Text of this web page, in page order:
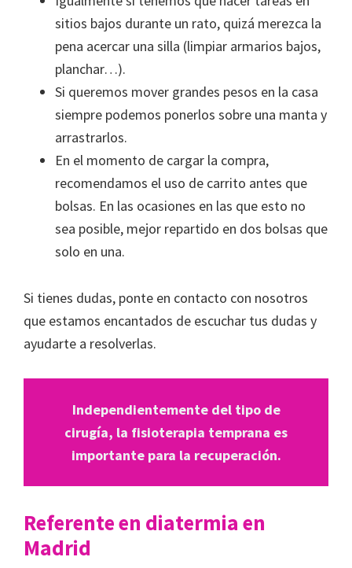
sitios bajos durante un rato, quizá merezca la
pena acercar una silla (limpiar armarios bajos,
planchar…).
Si queremos mover grandes pesos en la casa
siempre podemos ponerlos sobre una manta y
arrastrarlos.
En el momento de cargar la compra,
recomendamos el uso de carrito antes que
bolsas. En las ocasiones en las que esto no
sea posible, mejor repartido en dos bolsas que
solo en una.
Si tienes dudas, ponte en contacto con nosotros
que estamos encantados de escuchar tus dudas y
ayudarte a resolverlas.
Independientemente del tipo de
cirugía, la fisioterapia temprana es
importante para la recuperación.
Referente en diatermia en
Madrid